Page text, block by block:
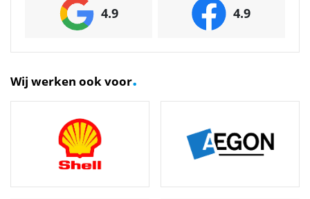
4.9 4.9
Wij werken ook voor.